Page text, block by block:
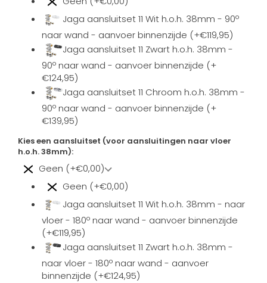
Jaga aansluitset 11 Wit h.o.h. 38mm - 90º
naar wand - aanvoer binnenzijde (+€119,95)
Jaga aansluitset 11 Zwart h.o.h. 38mm -
90º naar wand - aanvoer binnenzijde (+
€124,95)
Jaga aansluitset 11 Chroom h.o.h. 38mm -
90º naar wand - aanvoer binnenzijde (+
€139,95)
Kies een aansluitset (voor aansluitingen naar vloer
h.o.h. 38mm):
Geen (+€0,00)
Geen (+€0,00)
Jaga aansluitset 11 Wit h.o.h. 38mm - naar
vloer - 180º naar wand - aanvoer binnenzijde
(+€119,95)
Jaga aansluitset 11 Zwart h.o.h. 38mm -
naar vloer - 180º naar wand - aanvoer
binnenzijde (+€124,95)